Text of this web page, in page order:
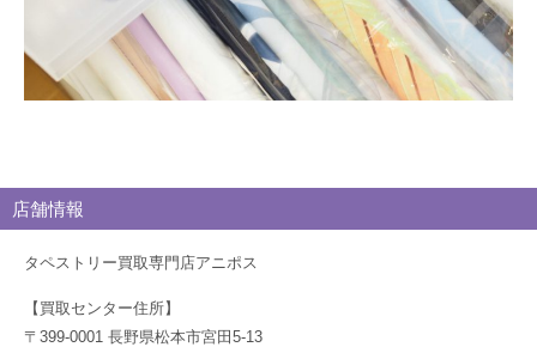
店舗情報
タペストリー買取専門店アニポス
【買取センター住所】
〒399-0001 長野県松本市宮田5-13